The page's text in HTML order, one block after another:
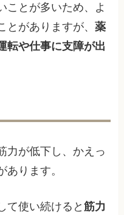
ことが多いため、よ
とがありますが、薬
転や仕事に支障が出
力が低下し、かえっ
あります。
て使い続けると筋力